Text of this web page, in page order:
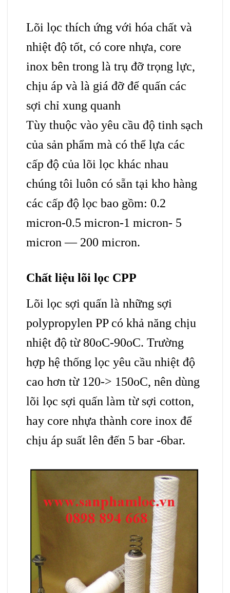
Lõi lọc thích ứng với hóa chất và
nhiệt độ tốt, có core nhựa, core
inox bên trong là trụ đỡ trọng lực,
chịu áp và là giá đỡ để quấn các
sợi chỉ xung quanh
Tùy thuộc vào yêu cầu độ tinh sạch
của sản phẩm mà có thể lựa các
cấp độ của lõi lọc khác nhau
chúng tôi luôn có sẵn tại kho hàng
các cấp độ lọc bao gồm: 0.2
micron-0.5 micron-1 micron- 5
micron — 200 micron.
Chất liệu lõi lọc CPP
Lõi lọc sợi quấn là những sợi
polypropylen PP có khả năng chịu
nhiệt độ từ 80oC-90oC. Trường
hợp hệ thống lọc yêu cầu nhiệt độ
cao hơn từ 120-> 150oC, nên dùng
lõi lọc sợi quấn làm từ sợi cotton,
hay core nhựa thành core inox để
chịu áp suất lên đến 5 bar -6bar.